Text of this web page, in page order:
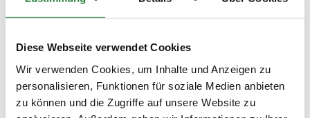
Diese Webseite verwendet Cookies
Wir verwenden Cookies, um Inhalte und Anzeigen zu
personalisieren, Funktionen für soziale Medien anbieten
zu können und die Zugriffe auf unsere Website zu
Die entsprechenden Hygieneregeln sind
Möglichkeiten zur Handreinigung und -desinfektion
Hygienbeaiftragter: Nicole Harlaß
VR-Bank Muldental Youngster Cup 2021
Teiln.: alle Reiter/Pferd-Paare die sowohl in LP 2 und
LP 7 gestartet sind, nehmen automatisch teil. Jeder